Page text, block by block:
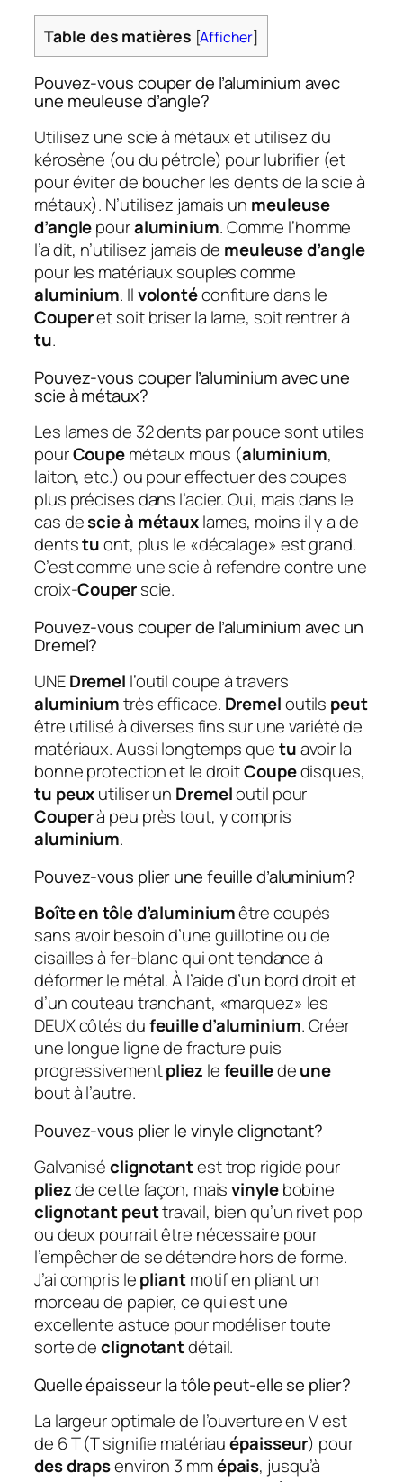
Table des matières [Afficher]
Pouvez-vous couper de l’aluminium avec
une meuleuse d’angle?
Utilisez une scie à métaux et utilisez du
kérosène (ou du pétrole) pour lubrifier (et
pour éviter de boucher les dents de la scie à
métaux). N’utilisez jamais un meuleuse
d’anglepouraluminium. Comme l’homme
l’a dit, n’utilisez jamais de meuleuse d’angle
pour les matériaux souples comme
aluminium. Ilvolontéconfiture dans le
Couperet soit briser la lame, soit rentrer à
tu.
Pouvez-vous couper l’aluminium avec une
scie à métaux?
Les lames de 32 dents par pouce sont utiles
pourCoupemétaux mous (aluminium,
laiton, etc.) ou pour effectuer des coupes
plus précises dans l’acier. Oui, mais dans le
cas descie à métauxlames, moins il y a de
dentstuont, plus le «décalage» est grand.
C’est comme une scie à refendre contre une
croix-Couperscie.
Pouvez-vous couper de l’aluminium avec un
Dremel?
UNEDremel l’outil coupe à travers
aluminiumtrès efficace. Dremeloutils peut
être utilisé à diverses fins sur une variété de
matériaux. Aussi longtemps quetuavoir la
bonne protection et le droitCoupedisques,
tu peuxutiliser un Dremeloutil pour
Couperà peu près tout, y compris
aluminium.
Pouvez-vous plier une feuille d’aluminium?
Boîte en tôle d’aluminiumêtre coupés
sans avoir besoin d’une guillotine ou de
cisailles à fer-blanc qui ont tendance à
déformer le métal. À l’aide d’un bord droit et
d’un couteau tranchant, «marquez» les
DEUX côtés dufeuille d’aluminium. Créer
une longue ligne de fracture puis
progressivementpliez lefeuilledeune
bout à l’autre.
Pouvez-vous plier le vinyle clignotant?
Galvaniséclignotantest trop rigide pour
pliezde cette façon, maisvinylebobine
clignotant peuttravail, bien qu’un rivet pop
ou deux pourrait être nécessaire pour
l’empêcher de se détendre hors de forme.
J’ai compris lepliantmotif en pliant un
morceau de papier, ce qui est une
excellente astuce pour modéliser toute
sorte declignotantdétail.
Quelle épaisseur la tôle peut-elle se plier?
La largeur optimale de l’ouverture en V est
de 6 T (T signifie matériauépaisseur) pour
des drapsenviron 3 mmépais, jusqu’à